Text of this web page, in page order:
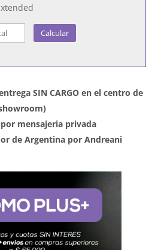
Calcular
SIN CARGO en el centro de
por mensajeria privada
de Argentina por Andreani